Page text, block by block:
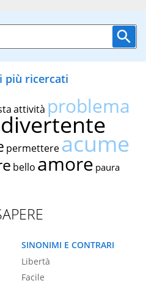
più ricercati
attività problema
divertente
permettereacume
bello amore paura
SINONIMI E CONTRARI
Libertà
Facile